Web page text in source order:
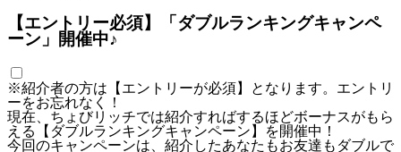
【エントリー必須】「ダブルランキングキャンペ
ーン」開催中♪
※紹介者の方は【エントリーが必須】となります。エントリ
ーをお忘れなく！
現在、ちょびリッチでは紹介すればするほどボーナスがもら
える【ダブルランキングキャンペーン】を開催中！
今回のキャンペーンは、紹介したあなたもお友達もダブルで